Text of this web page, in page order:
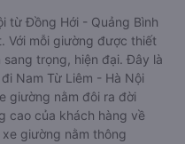
từ Đồng Hới - Quảng Bình
Với mỗi giường được thiết
trọng, hiện đại. Đây là
Nam Từ Liêm - Hà Nội
giường nằm đôi ra đời
cao của khách hàng về
giường nằm thông